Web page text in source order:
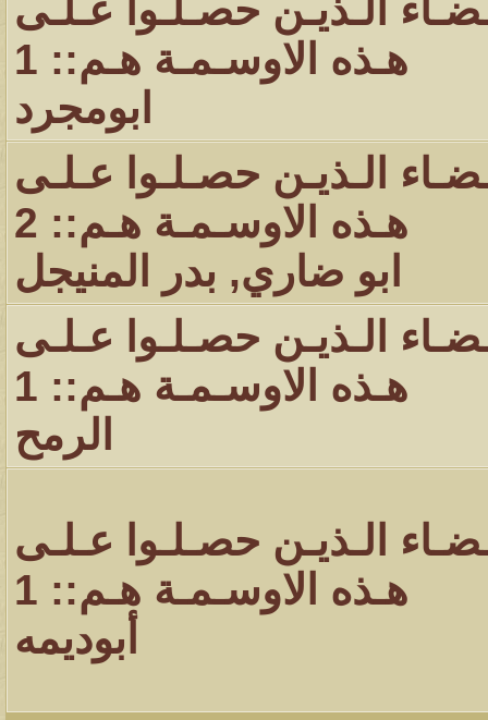
الـذيـن حصـلـوا عـلـى
هـذه الاوسـمـة هـم:: 1
ابومجرد
الـذيـن حصـلـوا عـلـى
هـذه الاوسـمـة هـم:: 2
ابو ضاري, بدر المنيجل
الـذيـن حصـلـوا عـلـى
هـذه الاوسـمـة هـم:: 1
الرمح
الـذيـن حصـلـوا عـلـى
هـذه الاوسـمـة هـم:: 1
أبوديمه